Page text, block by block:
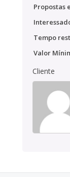
Propostas
Tempo
Valor
Cliente